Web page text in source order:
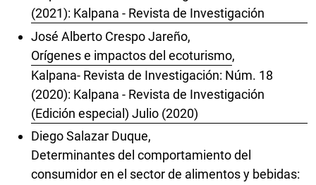
(2021): Kalpana - Revista de Investigación
José Alberto Crespo Jareño,
Orígenes e impactos del ecoturismo,
Kalpana- Revista de Investigación: Núm. 18
(2020): Kalpana - Revista de Investigación
(Edición especial) Julio (2020)
Diego Salazar Duque,
Determinantes del comportamiento del
consumidor en el sector de alimentos y bebidas: